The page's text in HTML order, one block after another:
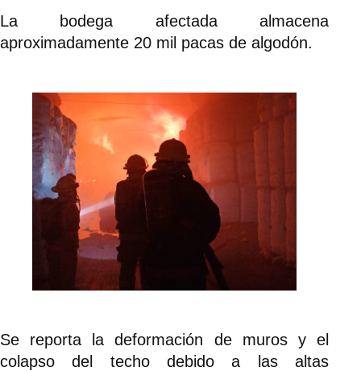
La bodega afectada almacena
aproximadamente 20 mil pacas de algodón.
Se reporta la deformación de muros y el
colapso del techo debido a las altas